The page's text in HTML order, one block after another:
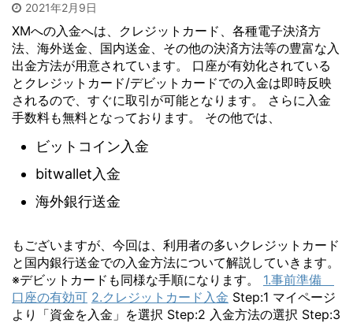
2021年2月9日
XMへの入金へは、クレジットカード、各種電子決済方
法、海外送金、国内送金、その他の決済方法等の豊富な入
出金方法が用意されています。 口座が有効化されている
とクレジットカード/デビットカードでの入金は即時反映
されるので、すぐに取引が可能となります。 さらに入金
手数料も無料となっております。 その他では、
ビットコイン入金
bitwallet入金
海外銀行送金
もございますが、今回は、利用者の多いクレジットカード
と国内銀行送金での入金方法について解説していきます。
※デビットカードも同様な手順になります。 1.事前準備
口座の有効可 2.クレジットカード入金 Step:1 マイページ
より「資金を入金」を選択 Step:2 入金方法の選択 Step:3